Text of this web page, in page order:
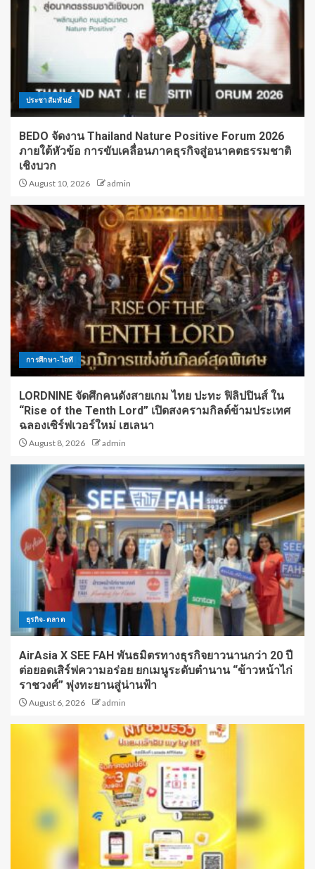
ประชาสัมพันธ์
BEDO จัดงาน Thailand Nature Positive Forum 2026
ภายใต้หัวข้อ การขับเคลื่อนภาคธุรกิจสู่อนาคตธรรมชาติ
เชิงบวก
August 10, 2026 admin
การศึกษา-ไอที
LORDNINE จัดศึกคนดังสายเกม ไทย ปะทะ ฟิลิปปินส์ ใน
“Rise of the Tenth Lord” เปิดสงครามกิลด์ข้ามประเทศ
ฉลองเซิร์ฟเวอร์ใหม่ เฮเลนา
August 8, 2026 admin
ธุรกิจ-ตลาด
AirAsia X SEE FAH พันธมิตรทางธุรกิจยาวนานกว่า 20 ปี
ต่อยอดเสิร์ฟความอร่อย ยกเมนูระดับตำนาน “ข้าวหน้าไก่
ราชวงศ์” พุ่งทะยานสู่น่านฟ้า
August 6, 2026 admin